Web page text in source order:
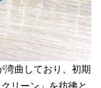
湾曲しており、初期
リーン」を彷彿と